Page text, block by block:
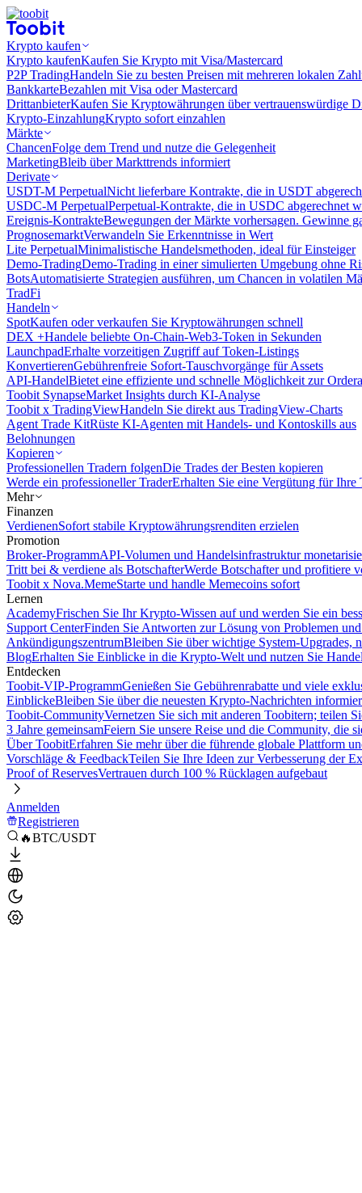
Krypto kaufen
Krypto kaufenKaufen Sie Krypto mit Visa/Mastercard
P2P TradingHandeln Sie zu besten Preisen mit mehreren lokalen
BankkarteBezahlen mit Visa oder Mastercard
DrittanbieterKaufen Sie Kryptowährungen über vertrauenswürdige
Krypto-EinzahlungKrypto sofort einzahlen
Märkte
ChancenFolge dem Trend und nutze die Gelegenheit
MarketingBleib über Markttrends informiert
Derivate
USDT-M PerpetualNicht lieferbare Kontrakte, die in USDT
USDC-M PerpetualPerpetual-Kontrakte, die in USDC abgerechnet
Ereignis-KontrakteBewegungen der Märkte vorhersagen. Gewinne
PrognosemarktVerwandeln Sie Erkenntnisse in Wert
Lite PerpetualMinimalistische Handelsmethoden, ideal für Einsteiger
Demo-TradingDemo-Trading in einer simulierten Umgebung ohne
BotsAutomatisierte Strategien ausführen, um Chancen in volatilen
TradFi
Handeln
SpotKaufen oder verkaufen Sie Kryptowährungen schnell
DEX +Handele beliebte On-Chain-Web3-Token in Sekunden
LaunchpadErhalte vorzeitigen Zugriff auf Token-Listings
KonvertierenGebührenfreie Sofort-Tauschvorgänge für Assets
API-HandelBietet eine effiziente und schnelle Möglichkeit zur
Toobit SynapseMarket Insights durch KI-Analyse
Toobit x TradingViewHandeln Sie direkt aus TradingView-Charts
Agent Trade KitRüste KI-Agenten mit Handels- und Kontoskills aus
Belohnungen
Kopieren
Professionellen Tradern folgenDie Trades der Besten kopieren
Werde ein professioneller TraderErhalten Sie eine Vergütung für Ihre
Mehr
Finanzen
VerdienenSofort stabile Kryptowährungsrenditen erzielen
Promotion
Broker-ProgrammAPI-Volumen und Handelsinfrastruktur
Tritt bei & verdiene als BotschafterWerde Botschafter und profitiere
Toobit x Nova.MemeStarte und handle Memecoins sofort
Lernen
AcademyFrischen Sie Ihr Krypto-Wissen auf und werden Sie ein
Support CenterFinden Sie Antworten zur Lösung von Problemen
AnkündigungszentrumBleiben Sie über wichtige System-Upgrades,
BlogErhalten Sie Einblicke in die Krypto-Welt und nutzen Sie
Entdecken
Toobit-VIP-ProgrammGenießen Sie Gebührenrabatte und viele
EinblickeBleiben Sie über die neuesten Krypto-Nachrichten
Toobit-CommunityVernetzen Sie sich mit anderen Toobitern; teilen
3 Jahre gemeinsamFeiern Sie unsere Reise und die Community, die
Über ToobitErfahren Sie mehr über die führende globale Plattform
Vorschläge & FeedbackTeilen Sie Ihre Ideen zur Verbesserung der
Proof of ReservesVertrauen durch 100 % Rücklagen aufgebaut
Anmelden
Registrieren
🔥BTC/USDT